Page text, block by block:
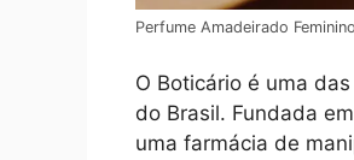
Perfume Amadeirado
O Boticário é uma
do Brasil. Fundada
uma farmácia de